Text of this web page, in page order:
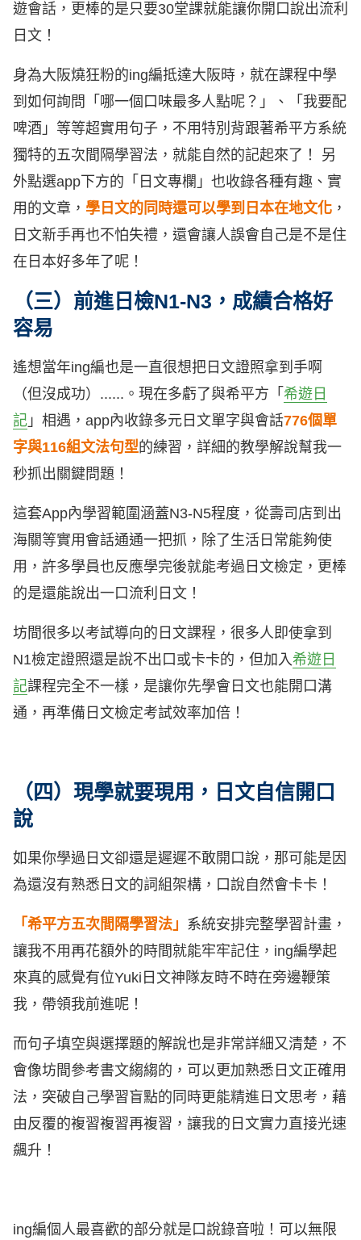
遊會話，更棒的是只要30堂課就能讓你開口說出流利
日文！
身為大阪燒狂粉的ing編抵達大阪時，就在課程中學
到如何詢問「哪一個口味最多人點呢？」、「我要配
啤酒」等等超實用句子，不用特別背跟著希平方系統
獨特的五次間隔學習法，就能自然的記起來了！ 另
外點選app下方的「日文專欄」也收錄各種有趣、實
用的文章， 學日文的同時還可以學到日本在地文化 ，
日文新手再也不怕失禮，還會讓人誤會自己是不是住
在日本好多年了呢！
（三）前進日檢N1-N3，成績合格好
容易
遙想當年ing編也是一直很想把日文證照拿到手啊
（但沒成功）......。現在多虧了與希平方「 希遊日
記 」相遇，app內收錄多元日文單字與會話776個單
字與116組文法句型的練習，詳細的教學解說幫我一
秒抓出關鍵問題！
這套App內學習範圍涵蓋N3-N5程度，從壽司店到出
海關等實用會話通通一把抓，除了生活日常能夠使
用，許多學員也反應學完後就能考過日文檢定，更棒
的是還能說出一口流利日文！
坊間很多以考試導向的日文課程，很多人即使拿到
N1檢定證照還是說不出口或卡卡的，但加入希遊日
記課程完全不一樣，是讓你先學會日文也能開口溝
通，再準備日文檢定考試效率加倍！
（四）現學就要現用，日文自信開口
說
如果你學過日文卻還是遲遲不敢開口說，那可能是因
為還沒有熟悉日文的詞組架構，口說自然會卡卡！
「希平方五次間隔學習法」 系統安排完整學習計畫，
讓我不用再花額外的時間就能牢牢記住，ing編學起
來真的感覺有位Yuki日文神隊友時不時在旁邊鞭策
我，帶領我前進呢！
而句子填空與選擇題的解說也是非常詳細又清楚，不
會像坊間參考書文縐縐的，可以更加熟悉日文正確用
法，突破自己學習盲點的同時更能精進日文思考，藉
由反覆的複習複習再複習，讓我的日文實力直接光速
飆升！
ing編個人最喜歡的部分就是口說錄音啦！可以無限